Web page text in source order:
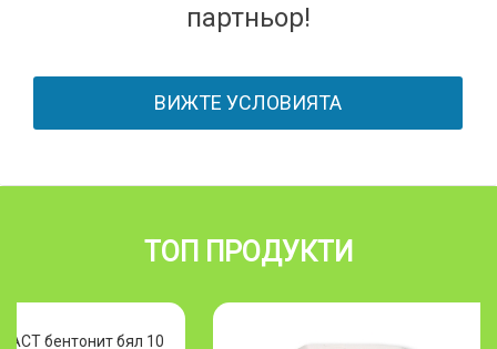
партньор!
ВИЖТЕ УСЛОВИЯТА
ТОП ПРОДУКТИ